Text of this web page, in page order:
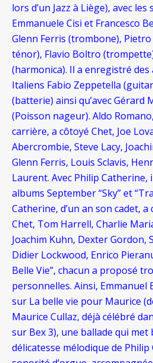
lors d’un Jazz à Liège), avec
Emmanuele Cisi et Francesco
Glenn Ferris (trombone),
ténor), Flavio Boltro
(harmonica). Il a enregistré
Italiens Fabio Zeppetella
(batterie) ainsi qu’avec Gérard
(Poisson nageur). Aldo
carrière, a côtoyé Chet, Joe
Abercrombie, Steve Lacy,
Glenn Ferris, Louis Sclavis,
Laurent. Avec Philip Catherine,
albums September “Sky” et
Catherine, d’un an son cadet,
Chet, Tom Harrell, Charlie
Joachim Kuhn, Dexter Gordon,
Didier Lockwood, Enrico
Belle Vie”, chacun a proposé
personnelles. Ainsi, Emmanuel
sur La belle vie pour Maurice
Maurice Cullaz, déjà célébré
sur Bex 3), une ballade qui met
délicatesse mélodique de